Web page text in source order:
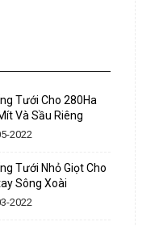
Tưới Cho 280Ha
Và Sầu Riêng
2022
Tưới Nhỏ Giọt Cho
Sông Xoài
2022